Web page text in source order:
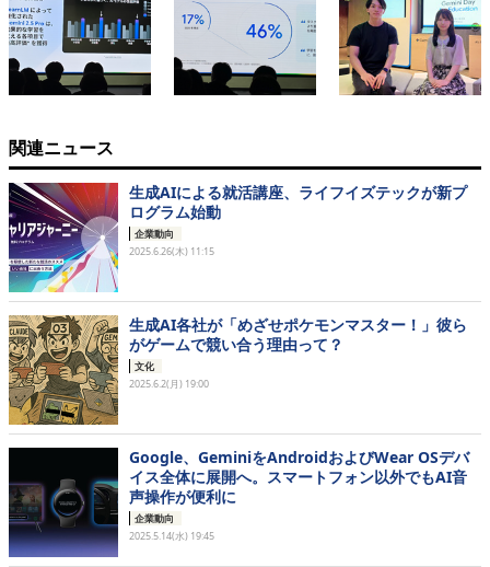
関連ニュース
生成AIによる就活講座、ライフイズテックが新プ
ログラム始動
企業動向
2025.6.26(木) 11:15
生成AI各社が「めざせポケモンマスター！」彼ら
がゲームで競い合う理由って？
文化
2025.6.2(月) 19:00
Google、GeminiをAndroidおよびWear OSデバ
イス全体に展開へ。スマートフォン以外でもAI音
声操作が便利に
企業動向
2025.5.14(水) 19:45